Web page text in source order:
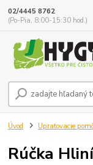
02/4445 8762
(Po-Pia, 8:00-15:30 hod.)
Úvod Upratovacie
Rúčka